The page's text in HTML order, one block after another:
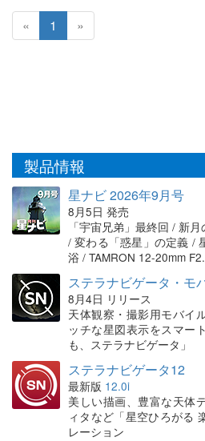
« 1 »
製品情報
星ナビ 2026年9月号
8月5日 発売
「宇宙兄弟」最終回 / 新
/ 変わる「惑星」の定義 /
浴 / TAMRON 12-20mm
ステラナビゲータ・モ
8月4日 リリース
天体観察・撮影用モバイ
ッチな星図表示をスマー
も、ステラナビゲータ」
ステラナビゲータ12
最新版 12.0i
美しい描画、豊富な天体
ィタなど「星空ひろがる
レーション